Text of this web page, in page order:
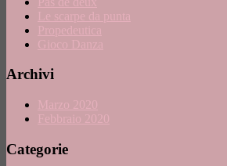
Le scarpe da punta
Propedeutica
Gioco Danza
Archivi
Marzo 2020
Febbraio 2020
Categorie